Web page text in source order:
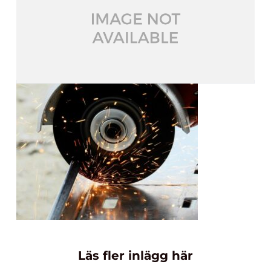
Läs fler inlägg här